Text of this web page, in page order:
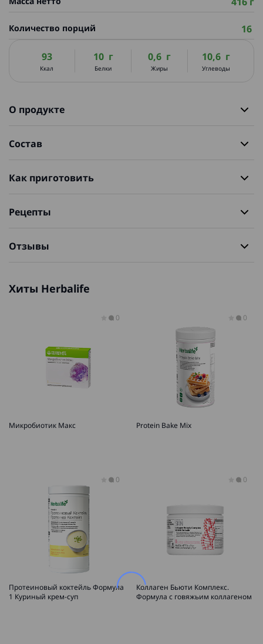
93
Ккал
10 г
Белки
0,6 г
Жиры
10,6 г
Углеводы
Количество порций 16
О продукте
Состав
Как приготовить
Рецепты
Отзывы
Хиты Herbalife
Микробиотик Макс
0
Protein Bake Mix
0
Протеиновый коктейль Формула
1 Куриный крем-суп
0
Коллаген Бьюти Комплекс.
Формула с говяжьим коллагеном
0